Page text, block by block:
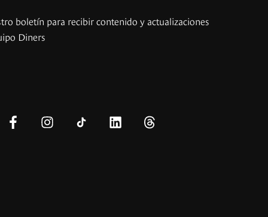
boletín para recibir contenido y actualizaciones
Diners